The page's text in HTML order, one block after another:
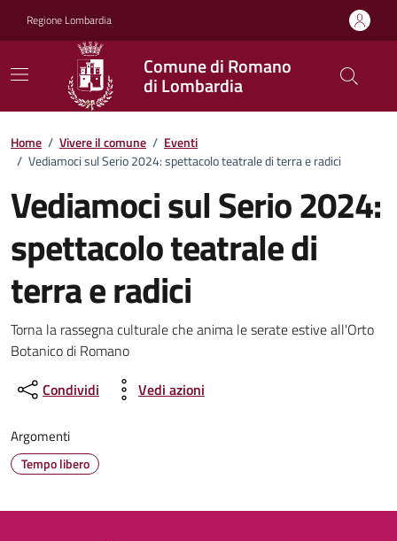
Regione Lombardia
Comune di Romano
di Lombardia
Home / Vivere il comune / Eventi
/ Vediamoci sul Serio 2024: spettacolo teatrale di terra e radici
Vediamoci sul Serio 2024:
spettacolo teatrale di
terra e radici
Dettagli della notizia
Torna la rassegna culturale che anima le serate estive all'Orto
Botanico di Romano
Condividi
Vedi azioni
Argomenti
Tempo libero